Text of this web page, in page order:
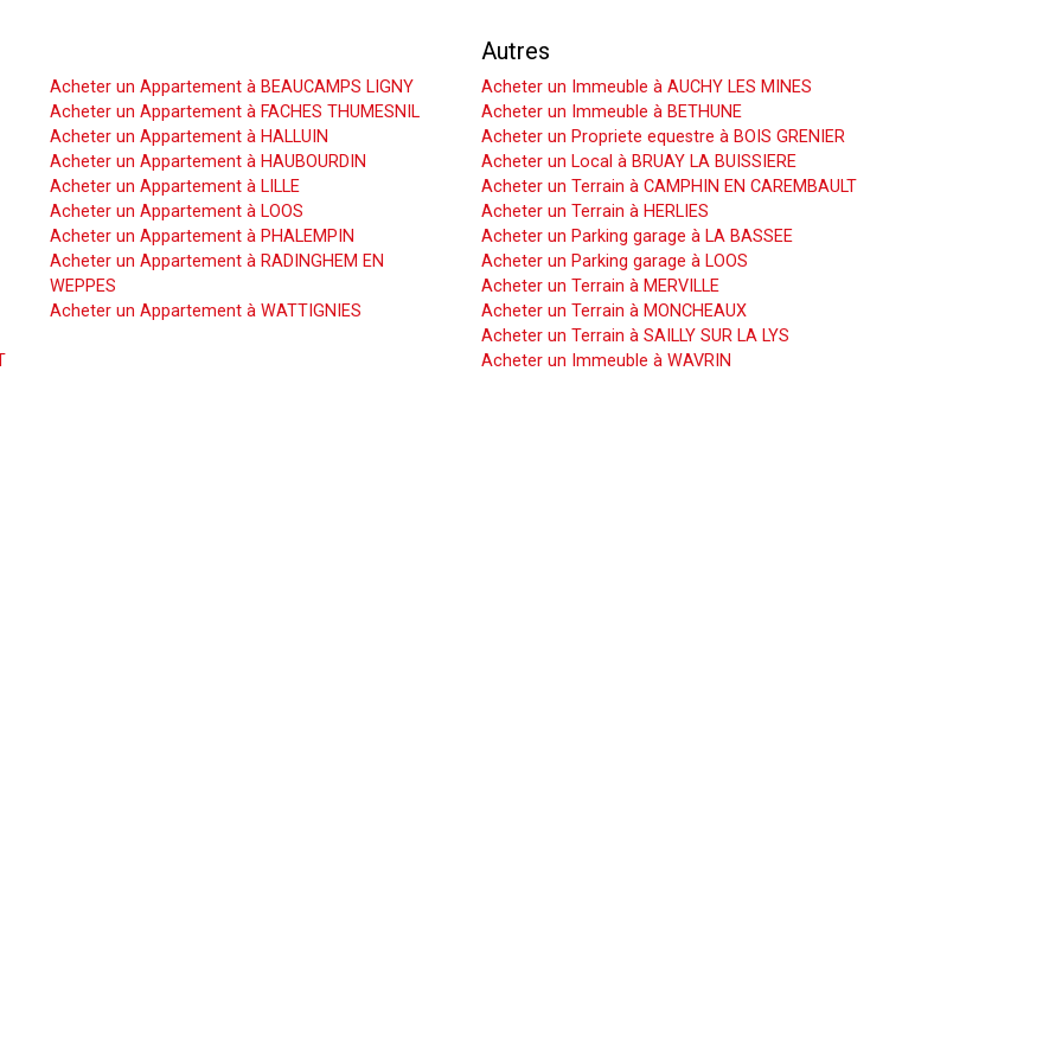
Acheter un Appartement à BEAUCAMPS LIGNY
Acheter un Appartement à FACHES THUMESNIL
Acheter un Appartement à HALLUIN
Acheter un Appartement à HAUBOURDIN
Acheter un Appartement à LILLE
Acheter un Appartement à LOOS
Acheter un Appartement à PHALEMPIN
Acheter un Appartement à RADINGHEM EN
WEPPES
Acheter un Appartement à WATTIGNIES
Autres
Acheter un Immeuble à AUCHY LES MINES
Acheter un Immeuble à BETHUNE
Acheter un Propriete equestre à BOIS GRENIER
Acheter un Local à BRUAY LA BUISSIERE
Acheter un Terrain à CAMPHIN EN CAREMBAULT
Acheter un Terrain à HERLIES
Acheter un Parking garage à LA BASSEE
Acheter un Parking garage à LOOS
Acheter un Terrain à MERVILLE
Acheter un Terrain à MONCHEAUX
Acheter un Terrain à SAILLY SUR LA LYS
Acheter un Immeuble à WAVRIN